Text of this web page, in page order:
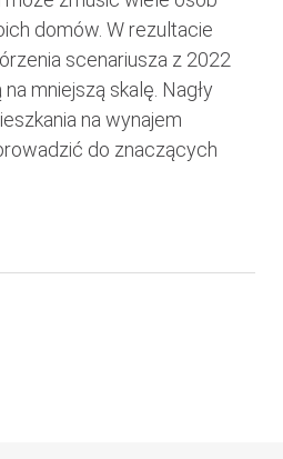
domów. W rezultacie
scenariusza z 2022
mniejszą skalę. Nagły
na wynajem
do znaczących